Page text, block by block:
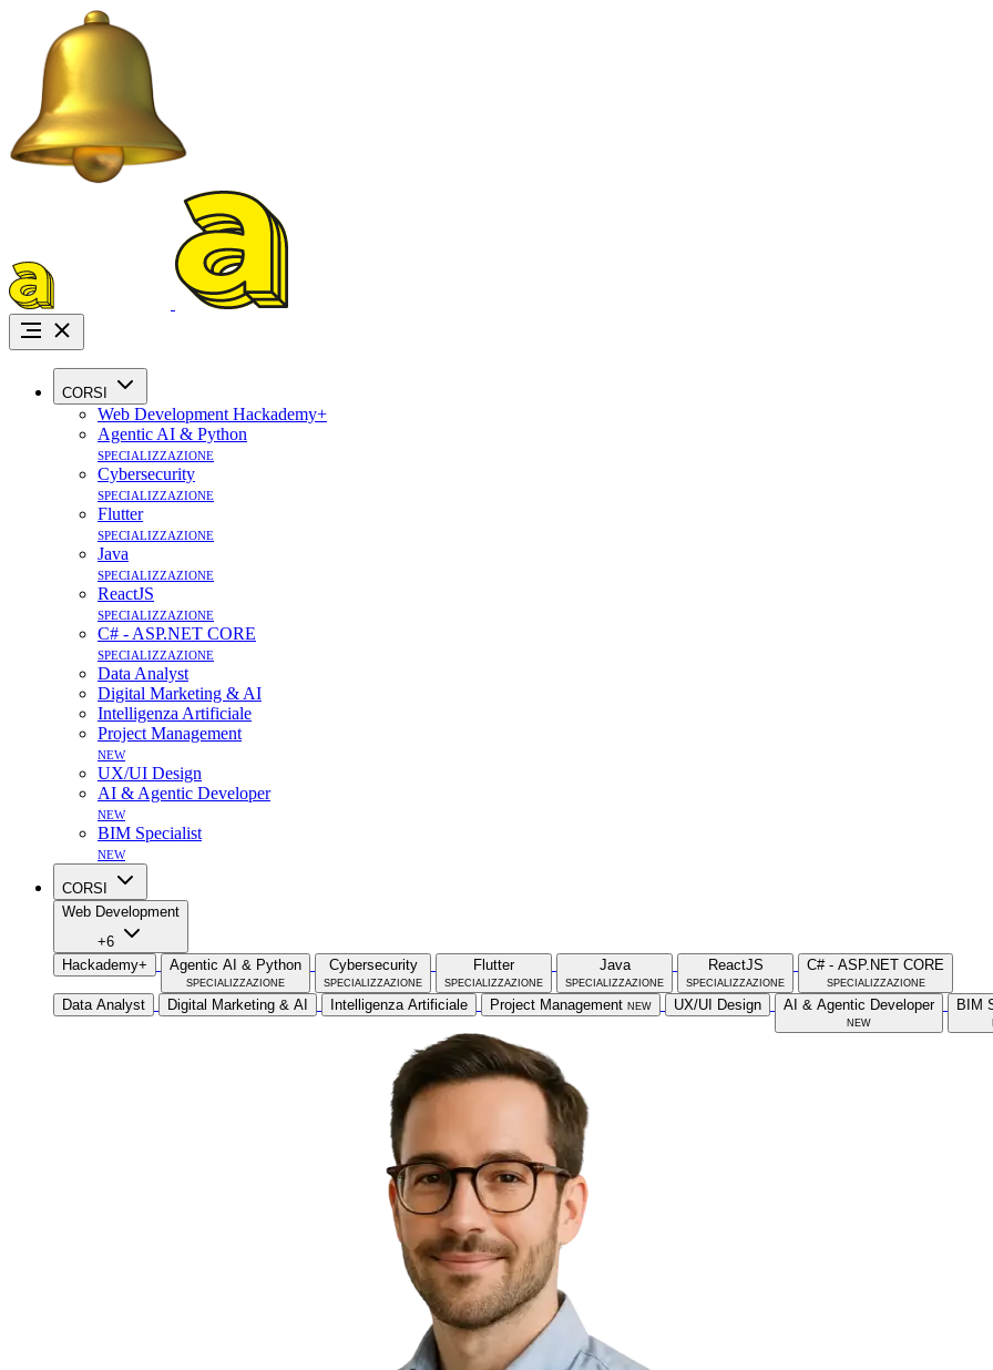
CORSI
Web Development Hackademy+
Agentic AI & Python
specializzazione
Cybersecurity
specializzazione
Flutter
specializzazione
Java
specializzazione
ReactJS
specializzazione
C# - ASP.NET CORE
specializzazione
Data Analyst
Digital Marketing & AI
Intelligenza Artificiale
Project Management
new
UX/UI Design
AI & Agentic Developer
new
BIM Specialist
new
CORSI
Web Development
+6
Hackademy+
Agentic AI & Python
specializzazione
Cybersecurity
specializzazione
Flutter
specializzazione
Java
specializzazione
ReactJS
specializzazione
C# - ASP.NET CORE
specializzazione
Data Analyst
Digital Marketing & AI Intelligenza Artificiale Project Management new UX/UI Design
AI & Agentic Developer
new
BIM